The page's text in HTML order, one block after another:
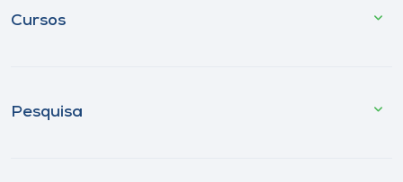
Cursos
Pesquisa